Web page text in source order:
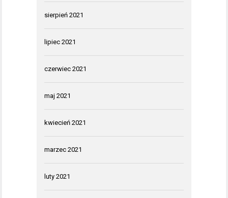
sierpień 2021
lipiec 2021
czerwiec 2021
maj 2021
kwiecień 2021
marzec 2021
luty 2021